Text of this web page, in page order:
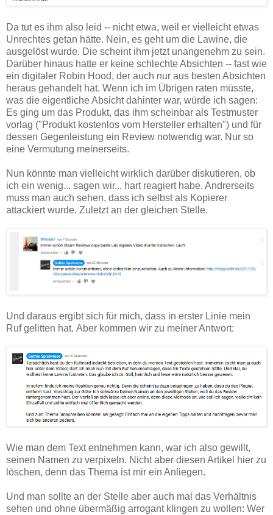
Da tut es ihm also leid -- nicht etwa, weil er vielleicht etwas
Unrechtes getan hätte. Nein, es geht um die Lawine, die
ausgelöst wurde. Die scheint ihm jetzt unangenehm zu sein.
Darüber hinaus hatte er keine schlechte Absichten -- fast wie
ein digitaler Robin Hood, der auch nur aus besten Absichten
heraus gehandelt hat. Wenn ich im Übrigen raten müsste,
was die eigentliche Absicht dahinter war, würde ich sagen:
Es ging um das Produkt, das ihm scheinbar als Testmuster
vorlag ("Produkt kostenlos vom Hersteller erhalten") und für
dessen Gegenleistung ein Review notwendig war. Nur so
eine Vermutung meinerseits.
Nun könnte man vielleicht wirklich darüber diskutieren, ob
ich ein wenig... sagen wir... hart reagiert habe. Andrerseits
muss man auch sehen, dass ich selbst als Kopierer
attackiert wurde. Zuletzt an der gleichen Stelle.
Und daraus ergibt sich für mich, dass in erster Linie mein
Ruf gelitten hat. Aber kommen wir zu meiner Antwort:
Wie man dem Text entnehmen kann, war ich also gewillt,
seinen Namen zu verpixeln. Nicht aber diesen Artikel hier zu
löschen, denn das Thema ist mir ein Anliegen.
Und man sollte an der Stelle aber auch mal das Verhältnis
sehen und ohne übermäßig arrogant klingen zu wollen: Wer